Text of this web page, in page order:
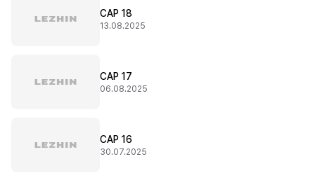
CAP 18
13.08.2025
CAP 17
06.08.2025
CAP 16
30.07.2025